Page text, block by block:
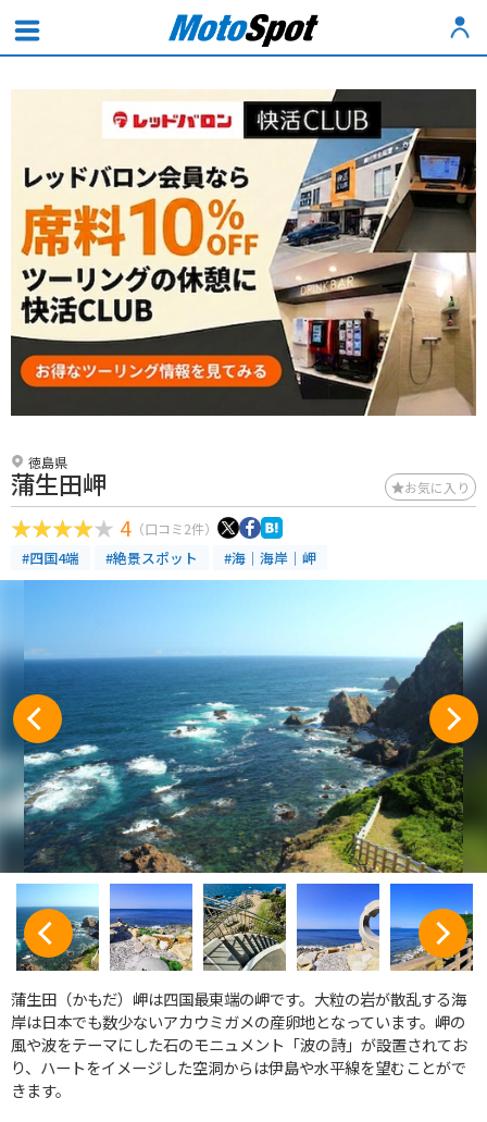
徳島県
蒲生田岬 お気に入り
4 （口コミ2件）
#四国4端 #絶景スポット #海｜海岸｜岬
蒲生田（かもだ）岬は四国最東端の岬です。大粒の岩が散乱する海
岸は日本でも数少ないアカウミガメの産卵地となっています。岬の
風や波をテーマにした石のモニュメント「波の詩」が設置されてお
り、ハートをイメージした空洞からは伊島や水平線を望むことがで
きます。